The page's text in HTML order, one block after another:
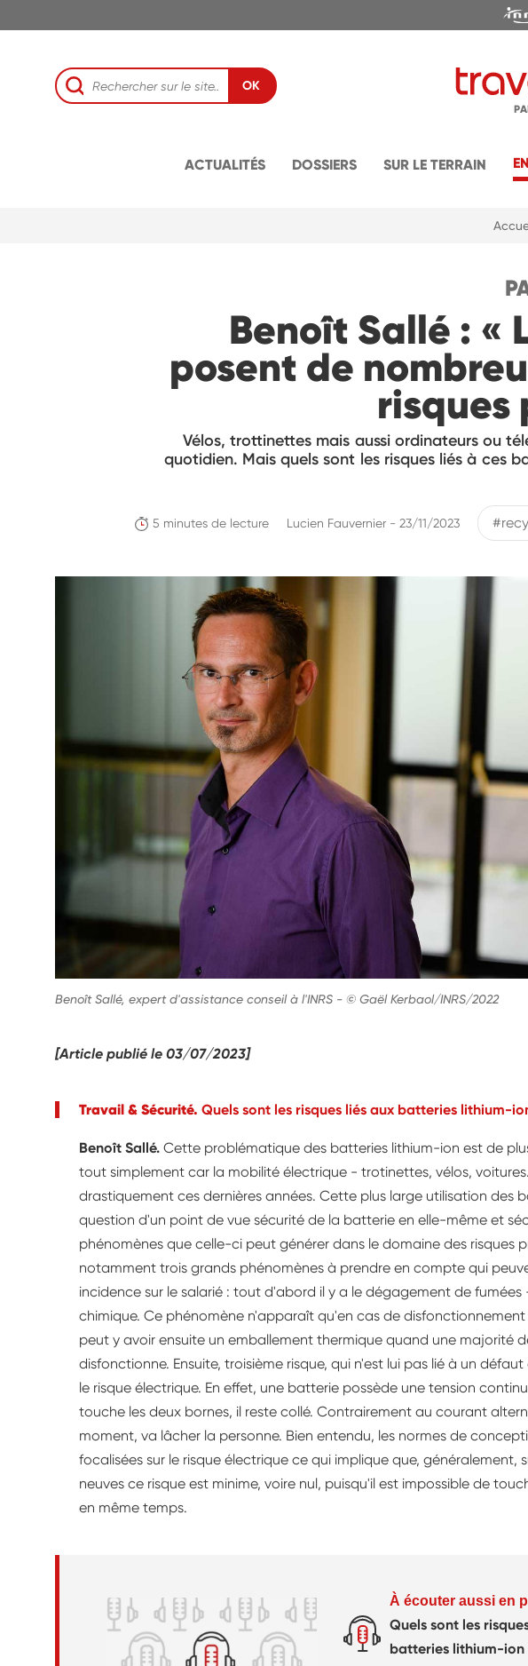
OK
ACTUALITÉS DOSSIERS SUR LE TERRAIN
Benoît Sallé : «
posent de
risques
Vélos, trottinettes mais aussi ordinateurs ou
quotidien. Mais quels sont les risques liés à ces
5 minutes de lecture Lucien Fauvernier - 23/11/2023
Benoît Sallé, expert d'assistance conseil à l'INRS - © Gaël Kerbaol/INRS/2022
[Article publié le 03/07/2023]
Travail & Sécurité. Quels sont les risques liés aux batteries lithium-
Benoît Sallé. Cette problématique des batteries lithium-ion est de
tout simplement car la mobilité électrique - trotinettes, vélos,
drastiquement ces dernières années. Cette plus large utilisation des
question d'un point de vue sécurité de la batterie en elle-même et
phénomènes que celle-ci peut générer dans le domaine des risques
notamment trois grands phénomènes à prendre en compte qui
incidence sur le salarié : tout d'abord il y a le dégagement de fumées
chimique. Ce phénomène n'apparaît qu'en cas de
peut y avoir ensuite un emballement thermique quand une majorité
disfonctionne. Ensuite, troisième risque, qui n'est lui pas lié à un
le risque électrique. En effet, une batterie possède une tension
touche les deux bornes, il reste collé. Contrairement au courant
moment, va lâcher la personne. Bien entendu, les normes de
focalisées sur le risque électrique ce qui implique que, généralement,
neuves ce risque est minime, voire nul, puisqu'il est impossible de
en même temps.
À écouter aussi en
Quels sont les
batteries lithium-ion